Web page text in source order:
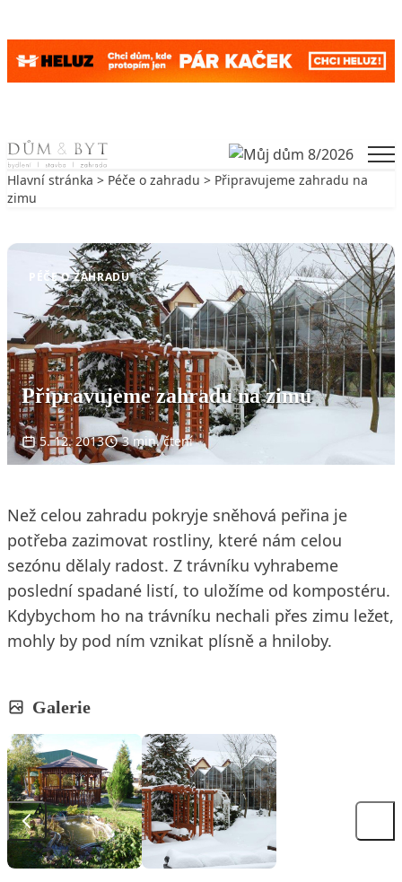
Skip to content
Hlavní stránka > Péče o zahradu > Připravujeme zahradu na
zimu
PÉČE O ZAHRADU
Připravujeme zahradu na zimu
5. 12. 2013 3 min. čtení
Než celou zahradu pokryje sněhová peřina je
potřeba zazimovat rostliny, které nám celou
sezónu dělaly radost. Z trávníku vyhrabeme
poslední spadané listí, to uložíme od kompostéru.
Kdybychom ho na trávníku nechali přes zimu ležet,
mohly by pod ním vznikat plísně a hniloby.
Galerie